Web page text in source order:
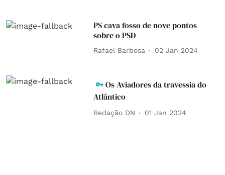
PS cava fosso de nove pontos
sobre o PSD
Rafael Barbosa 02 Jan 2024
Os Aviadores da travessia do
Atlântico
Redação DN 01 Jan 2024